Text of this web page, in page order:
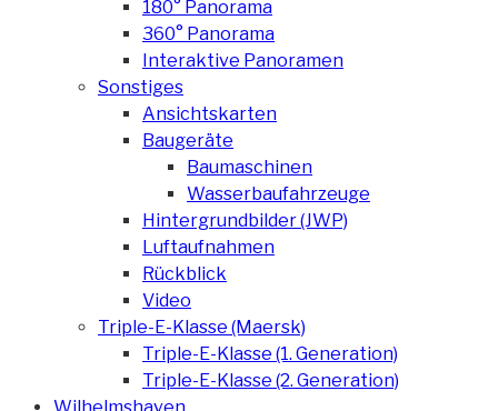
180° Panorama
360° Panorama
Interaktive Panoramen
Sonstiges
Ansichtskarten
Baugeräte
Baumaschinen
Wasserbaufahrzeuge
Hintergrundbilder (JWP)
Luftaufnahmen
Rückblick
Video
Triple-E-Klasse (Maersk)
Triple-E-Klasse (1. Generation)
Triple-E-Klasse (2. Generation)